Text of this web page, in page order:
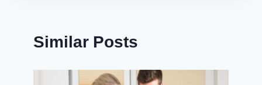
Similar Posts